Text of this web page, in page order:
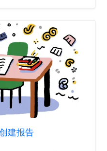
建报告